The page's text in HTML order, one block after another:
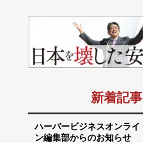
新着記事
ハーバービジネスオンライ
ン編集部からのお知らせ